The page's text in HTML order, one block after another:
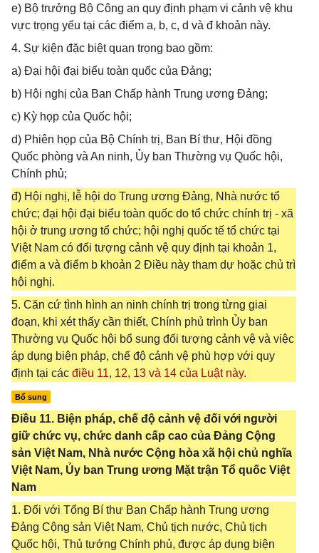
e) Bộ trưởng Bộ Công an quy định phạm vi cảnh vệ khu
vực trọng yếu tại các điểm a, b, c, d và đ khoản này.
4. Sự kiện đặc biệt quan trọng bao gồm:
a) Đại hội đại biểu toàn quốc của Đảng;
b) Hội nghị của Ban Chấp hành Trung ương Đảng;
c) Kỳ họp của Quốc hội;
d) Phiên họp của Bộ Chính trị, Ban Bí thư, Hội đồng
Quốc phòng và An ninh, Ủy ban Thường vụ Quốc hội,
Chính phủ;
đ) Hội nghị, lễ hội do Trung ương Đảng, Nhà nước tổ
chức; đại hội đại biểu toàn quốc do tổ chức chính trị - xã
hội ở trung ương tổ chức; hội nghị quốc tế tổ chức tại
Việt Nam có đối tượng cảnh vệ quy định tại khoản 1,
điểm a và điểm b khoản 2 Điều này tham dự hoặc chủ trì
hội nghị.
5. Căn cứ tình hình an ninh chính trị trong từng giai
đoạn, khi xét thấy cần thiết, Chính phủ trình Ủy ban
Thường vụ Quốc hội bổ sung đối tượng cảnh vệ và việc
áp dụng biện pháp, chế độ cảnh vệ phù hợp với quy
định tại các điều 11, 12, 13 và 14 của Luật này.
Bổ sung
Điều 11. Biện pháp, chế độ cảnh vệ đối với người
giữ chức vụ, chức danh cấp cao của Đảng Cộng
sản Việt Nam, Nhà nước Cộng hòa xã hội chủ nghĩa
Việt Nam, Ủy ban Trung ương Mặt trận Tổ quốc Việt
Nam
1. Đối với Tổng Bí thư Ban Chấp hành Trung ương
Đảng Cộng sản Việt Nam, Chủ tịch nước, Chủ tịch
Quốc hội, Thủ tướng Chính phủ, được áp dụng biện